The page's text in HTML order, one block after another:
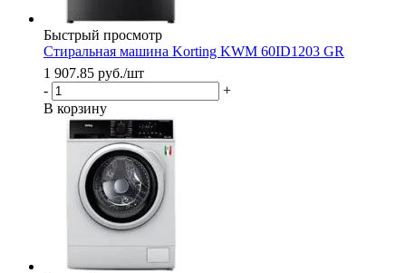
Быстрый просмотр
Стиральная машина Korting KWM 60ID1203 GR
1 907.85 руб./шт
-
+
В корзину